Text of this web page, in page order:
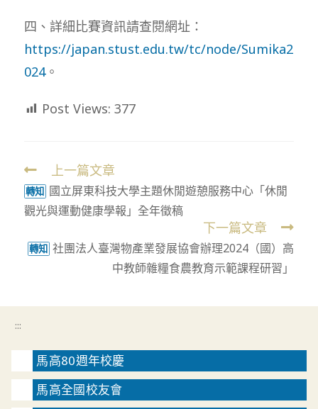
四、詳細比賽資訊請查閱網址：
https://japan.stust.edu.tw/tc/node/Sumika2
024。
Post Views: 377
Read
more
articles
上一篇文章
轉知 國立屏東科技大學主題休閒遊憩服務中心「休閒
觀光與運動健康學報」全年徵稿
下一篇文章
轉知 社團法人臺灣物產業發展協會辦理2024（國）高
中教師雜糧食農教育示範課程研習」
:::
馬高80週年校慶
馬高全國校友會